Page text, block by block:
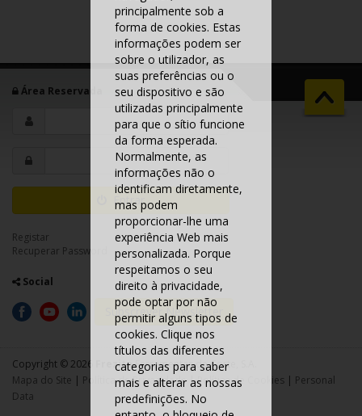
Área Reservada
Entrar
Registar
Recuperar Password
Social
Subscrever Newsletter
Copyright © 2026 FreziteFerramentas de Corte, S.A.
Mapa do Site | Política de Privacidade |Política de Cookies | Personal
Data
principalmente sob a
forma de cookies. Estas
informações podem ser
sobre o utilizador, as
suas preferências ou o
seu dispositivo e são
utilizadas principalmente
para que o sítio funcione
da forma esperada.
Normalmente, as
informações não o
identificam diretamente,
mas podem
proporcionar-lhe uma
experiência Web mais
personalizada. Porque
respeitamos o seu
direito à privacidade,
pode optar por não
permitir alguns tipos de
cookies. Clique nos
títulos das diferentes
categorias para saber
mais e alterar as nossas
predefinições. No